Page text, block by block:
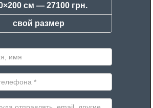
см — 27100 грн.
свой размер